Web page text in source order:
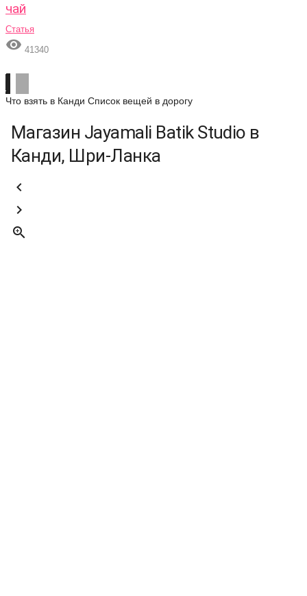
чай
Статья
 41340
Что взять в Канди Список вещей в дорогу
Магазин Jayamali Batik Studio в
Канди, Шри-Ланка


